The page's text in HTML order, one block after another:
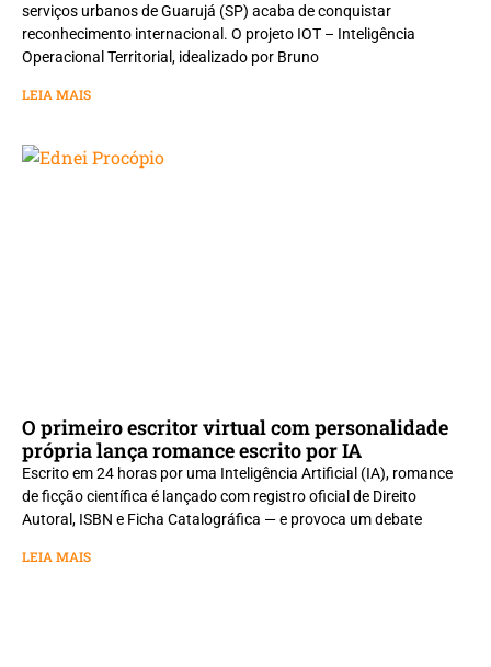
serviços urbanos de Guarujá (SP) acaba de conquistar
reconhecimento internacional. O projeto IOT – Inteligência
Operacional Territorial, idealizado por Bruno
LEIA MAIS
O primeiro escritor virtual com personalidade
própria lança romance escrito por IA
Escrito em 24 horas por uma Inteligência Artificial (IA), romance
de ficção científica é lançado com registro oficial de Direito
Autoral, ISBN e Ficha Catalográfica — e provoca um debate
LEIA MAIS